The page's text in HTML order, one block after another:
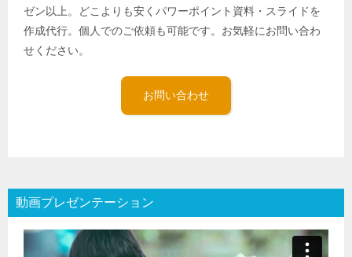
ゼン以上。どこよりも安くパワーポイント資料・スライドを
作成代行。個人でのご依頼も可能です。お気軽にお問い合わ
せください。
お問い合わせ
動画プレゼンテーション